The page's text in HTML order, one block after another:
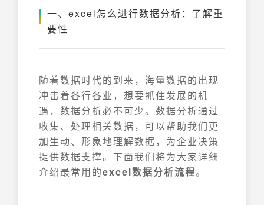
一、excel怎么进行数据分析：了解重
要性
随着数据时代的到来，海量数据的出现
冲击着各行各业，想要抓住发展的机
遇，数据分析必不可少。数据分析通过
收集、处理相关数据，可以帮助我们更
加生动、形象地理解数据，为企业决策
提供数据支撑。下面我们将为大家详细
介绍最常用的excel数据分析流程。